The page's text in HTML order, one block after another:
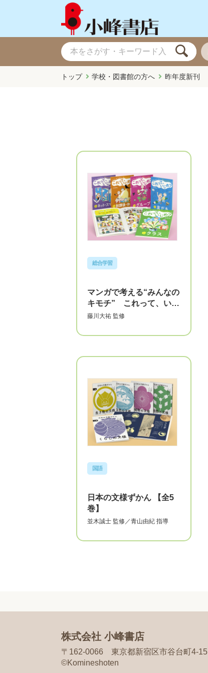
トップ 学校・図書館の方へ 昨年度新刊
総合学習
マンガで考える“みんなの
キモチ” これって、いじ
め？ 【全5巻】
藤川大祐 監修
国語
日本の文様ずかん 【全5
巻】
並木誠士 監修／青山由紀 指導
株式会社 小峰書店
〒162-0066 東京都新宿区市谷台町4-15
©Komineshoten